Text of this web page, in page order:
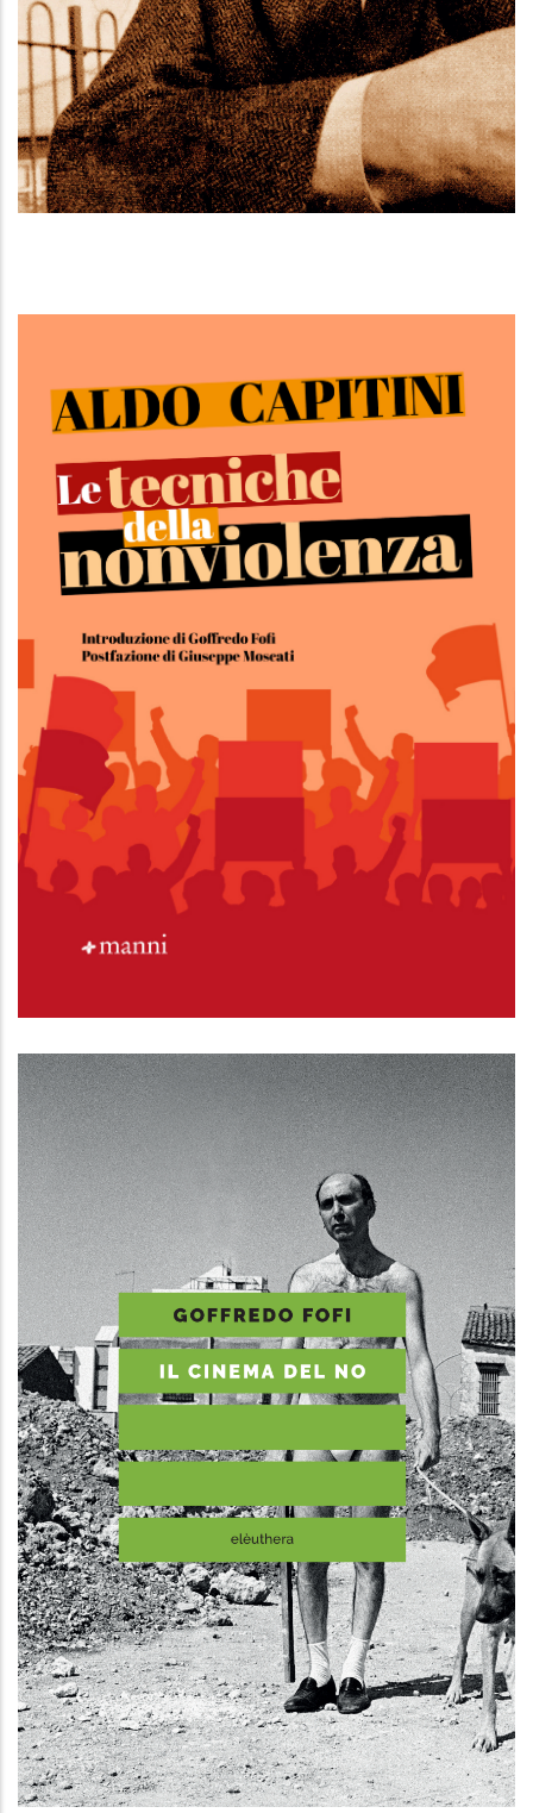
Lo sguardo anarchico
L'oppio del popolo
Le tecniche della nonviolenza
Il cinema del no